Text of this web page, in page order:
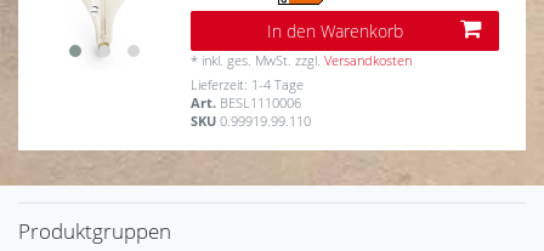
In den Warenkorb
* inkl. ges. MwSt. zzgl.Versandkosten
Lieferzeit: 1-4 Tage
Art. BESL1110006
SKU0.99919.99.110
Produktgruppen